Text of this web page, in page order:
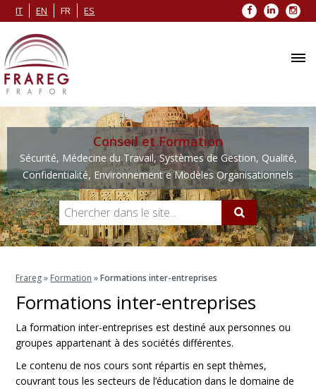
IT EN FR ES Facebook
LinkedIn
Conseil et Formation
Sécurité, Médecine du Travail, Systèmes de Gestion, Qualité,
Confidentialité, Environnement e Modèles Organisationnels
Frareg» Formation »Formations inter-entreprises
Formations inter-entreprises
La formation inter-entreprises est destiné aux personnes ou
groupes appartenant à des sociétés différentes.
Le contenu de nos cours sont répartis en sept thèmes,
couvrant tous les secteurs de l’éducation dans le domaine de